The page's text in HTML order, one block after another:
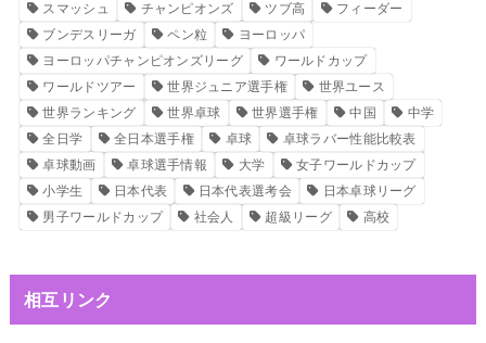
スマッシュ
チャンピオンズ ツブ高
フィーダー
ブンデスリーガ
ペン粒
ヨーロッパ
ヨーロッパチャンピオンズリーグ
ワールドカップ
ワールドツアー
世界ジュニア選手権
世界ユース
世界ランキング
世界卓球 世界選手権 中国
中学
全日学
全日本選手権 卓球
卓球ラバー性能比較表
卓球動画
卓球選手情報 大学
女子ワールドカップ
小学生
日本代表 日本代表選考会
日本卓球リーグ
男子ワールドカップ
社会人 超級リーグ 高校
相互リンク